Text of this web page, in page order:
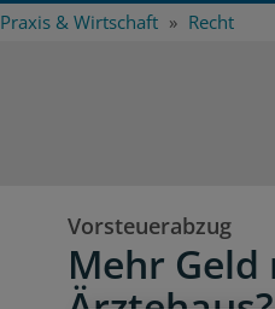
Praxis & Wirtschaft Recht
Vorsteuerabzug
Mehr